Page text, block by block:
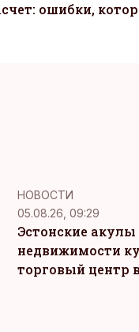
ошибки,
НОВОСТИ
05.08.26, 09:29
Эстонские
недвижимости
торговый центр